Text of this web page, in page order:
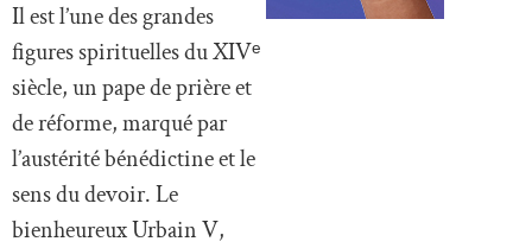
Il est l’une des grandes
figures spirituelles du XIVᵉ
siècle, un pape de prière et
de réforme, marqué par
l’austérité bénédictine et le
sens du devoir. Le
bienheureux Urbain V,